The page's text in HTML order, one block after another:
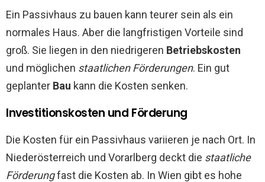
Ein Passivhaus zu bauen kann teurer sein als ein
normales Haus. Aber die langfristigen Vorteile sind
groß. Sie liegen in den niedrigeren Betriebskosten
und möglichen staatlichen Förderungen. Ein gut
geplanter Bau kann die Kosten senken.
Investitionskosten und Förderung
Die Kosten für ein Passivhaus variieren je nach Ort. In
Niederösterreich und Vorarlberg deckt die staatliche
Förderungfast die Kosten ab. In Wien gibt es hohe